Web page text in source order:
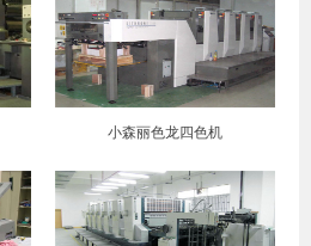
小森丽色龙四色机